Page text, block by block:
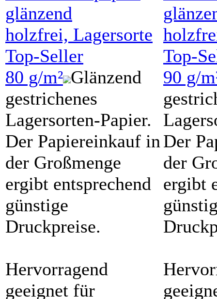
glänzend
holzfrei, Lagersorte
Top-Seller
80 g/m² Glänzend
gestrichenes
Lagersorten-Papier.
Der Papiereinkauf in
der Großmenge
ergibt entsprechend
günstige
Druckpreise.
Hervorragend
geeignet für
Top-
90 g/
Der
der
ergibt